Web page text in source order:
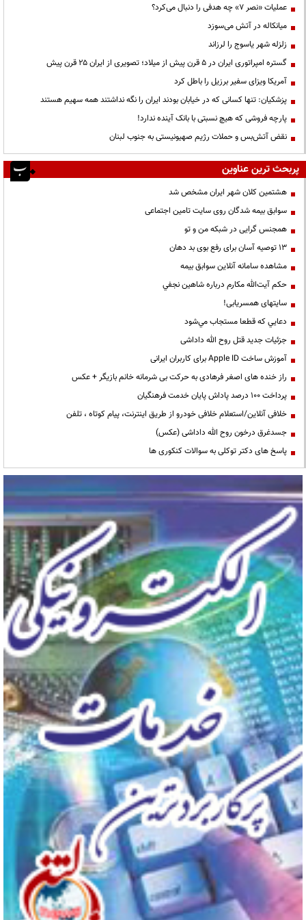
عملیات «نصر ۷» چه هدفی را دنبال می‌کرد؟
میانکاله در آتش می‌سوزد
زلزله شهر یاسوج را لرزاند
گستره امپراتوری ایران در ۵ قرن پیش از میلاد؛ تصویری از ایران ۲۵ قرن پیش
آمریکا ویزای سفیر برزیل را باطل کرد
پزشکیان: تنها کسانی که در خیابان بودند ایران را نگه نداشتند همه سهیم هستند
پارچه فروشی که هیچ نسبتی با بانک آینده ندارد!
نقض آتش‌بس و حملات رژیم صهیونیستی به جنوب لبنان
پربحث ترین عناوین
هشتمین کلان شهر ایران مشخص شد
سوابق بیمه شدگان روی سایت تامین اجتماعی
همجنس گرایی در شبکه من و تو
13 توصیه آسان برای رفع بوی بد دهان
مشاهده سامانه آنلاين سوابق بیمه
حكم آيت‌الله مكارم درباره شاهين نجفي
سایتهای همسریابی!
دعايي كه قطعا مستجاب مي‌شود
جزئیات جدید قتل روح الله داداشی
آموزش ساخت Apple ID برای کاربران ایرانی
راز خنده های اصغر فرهادی به حرکت بی شرمانه خانم بازیگر + عکس
پرداخت ۱۰۰ درصد پاداش پایان خدمت فرهنگیان
خلافی آنلاین/استعلام خلافی خودرو از طریق اینترنت، پیام کوتاه ، تلفن
جسدغرق درخون روح الله داداشی (عکس)
پاسخ های دکتر توکلی به سوالات کنکوری ها